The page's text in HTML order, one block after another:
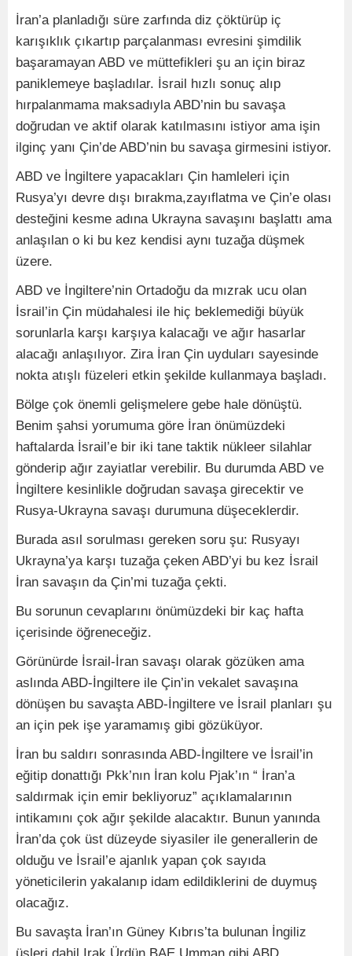
İran’a planladığı süre zarfında diz çöktürüp iç
karışıklık çıkartıp parçalanması evresini şimdilik
başaramayan ABD ve müttefikleri şu an için biraz
paniklemeye başladılar. İsrail hızlı sonuç alıp
hırpalanmama maksadıyla ABD’nin bu savaşa
doğrudan ve aktif olarak katılmasını istiyor ama işin
ilginç yanı Çin’de ABD’nin bu savaşa girmesini istiyor.
ABD ve İngiltere yapacakları Çin hamleleri için
Rusya’yı devre dışı bırakma,zayıflatma ve Çin’e olası
desteğini kesme adına Ukrayna savaşını başlattı ama
anlaşılan o ki bu kez kendisi aynı tuzağa düşmek
üzere.
ABD ve İngiltere’nin Ortadoğu da mızrak ucu olan
İsrail’in Çin müdahalesi ile hiç beklemediği büyük
sorunlarla karşı karşıya kalacağı ve ağır hasarlar
alacağı anlaşılıyor. Zira İran Çin uyduları sayesinde
nokta atışlı füzeleri etkin şekilde kullanmaya başladı.
Bölge çok önemli gelişmelere gebe hale dönüştü.
Benim şahsi yorumuma göre İran önümüzdeki
haftalarda İsrail’e bir iki tane taktik nükleer silahlar
gönderip ağır zayiatlar verebilir. Bu durumda ABD ve
İngiltere kesinlikle doğrudan savaşa girecektir ve
Rusya-Ukrayna savaşı durumuna düşeceklerdir.
Burada asıl sorulması gereken soru şu: Rusyayı
Ukrayna’ya karşı tuzağa çeken ABD’yi bu kez İsrail
İran savaşın da Çin’mi tuzağa çekti.
Bu sorunun cevaplarını önümüzdeki bir kaç hafta
içerisinde öğreneceğiz.
Görünürde İsrail-İran savaşı olarak gözüken ama
aslında ABD-İngiltere ile Çin’in vekalet savaşına
dönüşen bu savaşta ABD-İngiltere ve İsrail planları şu
an için pek işe yaramamış gibi gözüküyor.
İran bu saldırı sonrasında ABD-İngiltere ve İsrail’in
eğitip donattığı Pkk’nın İran kolu Pjak’ın “ İran’a
saldırmak için emir bekliyoruz” açıklamalarının
intikamını çok ağır şekilde alacaktır. Bunun yanında
İran’da çok üst düzeyde siyasiler ile generallerin de
olduğu ve İsrail’e ajanlık yapan çok sayıda
yöneticilerin yakalanıp idam edildiklerini de duymuş
olacağız.
Bu savaşta İran’ın Güney Kıbrıs’ta bulunan İngiliz